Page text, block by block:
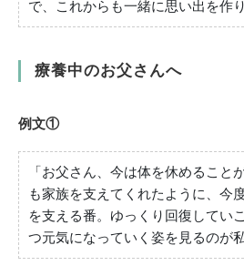
で、これからも一緒に思い出を作
療養中のお父さんへ
例文①
「お父さん、今は体を休めること
も家族を支えてくれたように、今
を支える番。ゆっくり回復してい
つ元気になっていく姿を見るのが